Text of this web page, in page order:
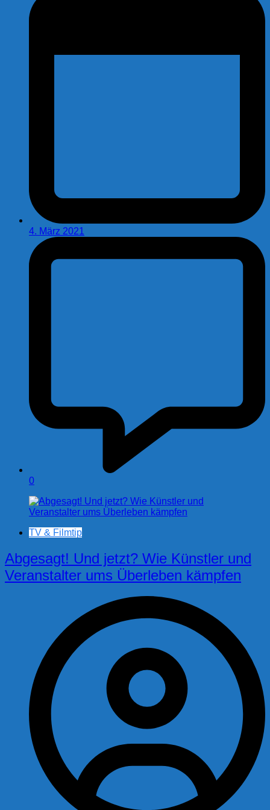
4. März 2021
0
TV & Filmtip
Abgesagt! Und jetzt? Wie Künstler und
Veranstalter ums Überleben kämpfen